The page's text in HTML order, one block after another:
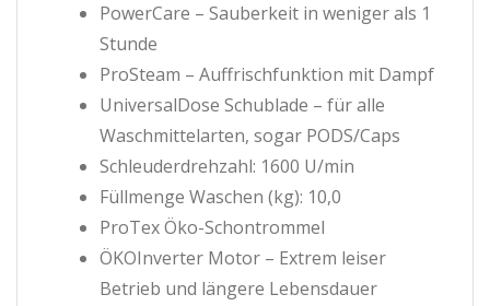
PowerCare – Sauberkeit in weniger als 1
Stunde
ProSteam – Auffrischfunktion mit Dampf
UniversalDose Schublade – für alle
Waschmittelarten, sogar PODS/Caps
Schleuderdrehzahl: 1600 U/min
Füllmenge Waschen (kg): 10,0
ProTex Öko-Schontrommel
ÖKOInverter Motor – Extrem leiser
Betrieb und längere Lebensdauer